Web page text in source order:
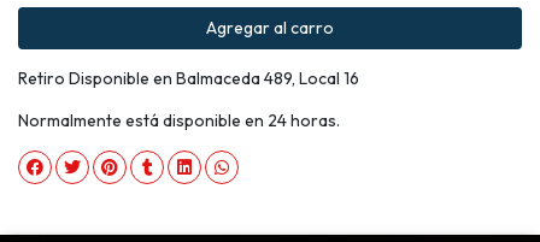
Agregar al carro
Retiro Disponible en Balmaceda 489, Local 16
Normalmente está disponible en 24 horas.